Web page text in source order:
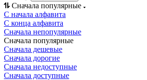
Сначала популярные
С начала алфавита
С конца алфавита
Сначала непопулярные
Сначала популярные
Сначала дешевые
Сначала дорогие
Сначала недоступные
Сначала доступные